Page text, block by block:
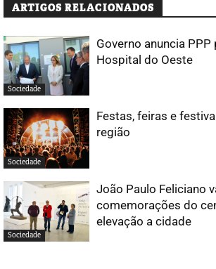
ARTIGOS RELACIONADOS
Sociedade
Governo anuncia PPP
Hospital do Oeste
Sociedade
Festas, feiras e
região
Sociedade
João Paulo Feliciano
comemorações do
elevação a cidade